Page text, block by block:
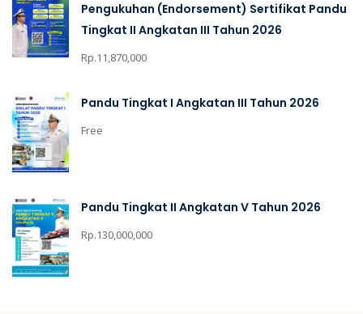
Pengukuhan (Endorsement) Sertifikat Pandu
Tingkat II Angkatan III Tahun 2026
Rp.11,870,000
Pandu Tingkat I Angkatan III Tahun 2026
Free
Pandu Tingkat II Angkatan V Tahun 2026
Rp.130,000,000